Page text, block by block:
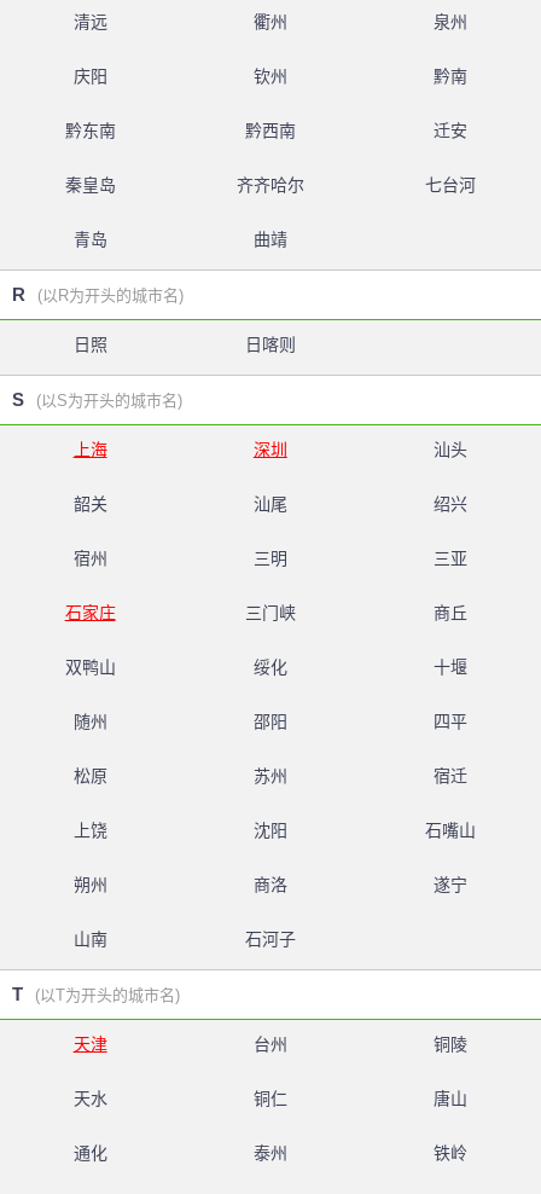
清远 衢州 泉州
庆阳 钦州 黔南
黔东南 黔西南 迁安
秦皇岛 齐齐哈尔 七台河
青岛 曲靖
R (以R为开头的城市名)
日照 日喀则
S (以S为开头的城市名)
上海 深圳 汕头
韶关 汕尾 绍兴
宿州 三明 三亚
石家庄 三门峡 商丘
双鸭山 绥化 十堰
随州 邵阳 四平
松原 苏州 宿迁
上饶 沈阳 石嘴山
朔州 商洛 遂宁
山南 石河子
T (以T为开头的城市名)
天津 台州 铜陵
天水 铜仁 唐山
通化 泰州 铁岭